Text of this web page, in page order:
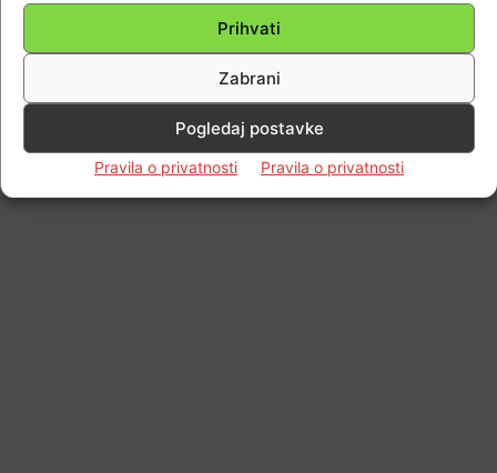
Prihvati
Zabrani
Pogledaj postavke
Pravila o privatnosti Pravila o privatnosti
Impressum Kontaktirajte nas Pravila o privatnosti
© Newspaper WordPress Theme by TagDiv